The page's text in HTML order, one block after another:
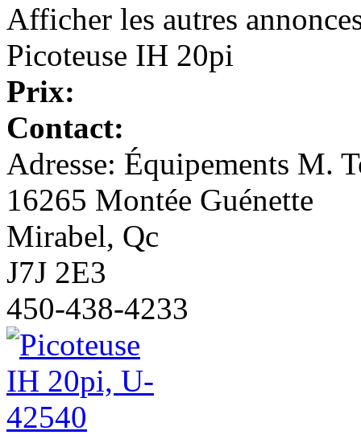
Afficher les autres
Picoteuse IH 20pi
Prix:
Contact:
Adresse: Équipements M.
16265 Montée Guénette
Mirabel, Qc
J7J 2E3
450-438-4233